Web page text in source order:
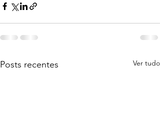
Posts recentes Ver tudo